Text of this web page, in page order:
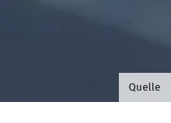
©B.G.
Quelle